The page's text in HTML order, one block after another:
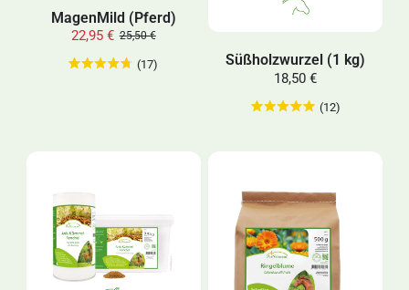
MagenMild (Pferd)
25,50 €
22,95 €
(17) Süßholzwurzel (1 kg)
18,50 €
(12)